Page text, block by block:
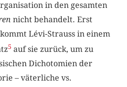
in den gesamten
nicht behandelt. Erst
Lévi-Strauss in einem
5 auf sie zurück, um zu
Dichotomien der
– väterliche vs.